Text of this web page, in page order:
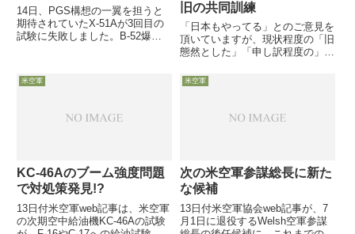
14日、PGS構想の一翼を担うと
期待されていたX-51Aが3回目の
試験に失敗しました。B-52爆撃
ィンがうまく作動せずわずか15
秒で海面に没した様です
旧の共同訓練
「日本もやってる」とのご意見を
頂いていますが、現状程度の「旧
態然とした」「申し訳程度の」訓
に、特に申し上げることはありま
せ
米空軍
KC-46Aのブーム強度問題
で対処策発見!?
13日付米空軍web記事は、米空軍
の次期空中給油機KC-46Aの試験
米空軍
次の米空軍参謀総長に新た
な候補
13日付米空軍協会web記事が、7
月1日に退役するWelsh空軍参謀